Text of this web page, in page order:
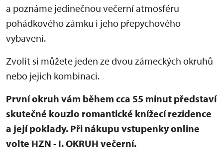
a poznáme jedinečnou večerní atmosféru
pohádkového zámku i jeho přepychového
vybavení.
Zvolit si můžete jeden ze dvou zámeckých okruhů
nebo jejich kombinaci.
První okruh vám během cca 55 minut představí
skutečné kouzlo romantické knížecí rezidence
a její poklady. Při nákupu vstupenky online
volte HZN - I. OKRUH večerní.